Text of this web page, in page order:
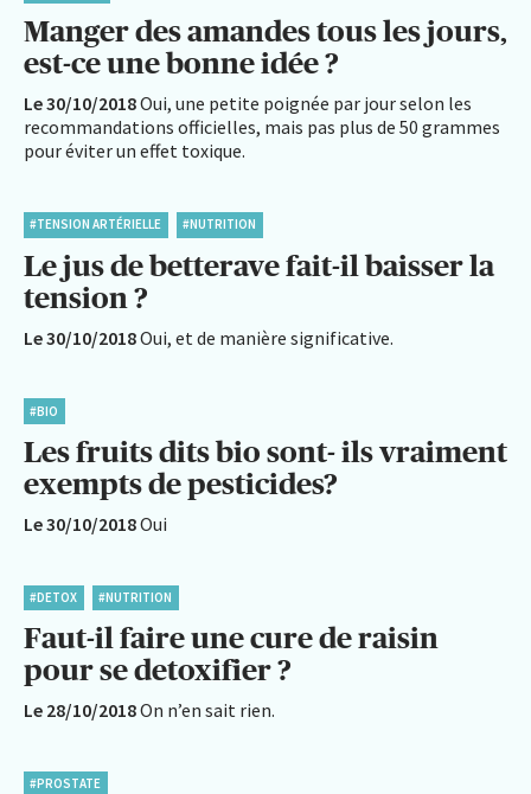
Manger des amandes tous les jours,
est-ce une bonne idée ?
Le 30/10/2018Oui, une petite poignée par jour selon les
recommandations officielles, mais pas plus de 50 grammes
pour éviter un effet toxique.
#TENSION ARTÉRIELLE #NUTRITION
Le jus de betterave fait-il baisser la
tension ?
Le 30/10/2018Oui, et de manière significative.
#BIO
Les fruits dits bio sont- ils vraiment
exempts de pesticides?
Le 30/10/2018Oui
#DETOX #NUTRITION
Faut-il faire une cure de raisin
pour se detoxifier ?
Le 28/10/2018On n’en sait rien.
#PROSTATE